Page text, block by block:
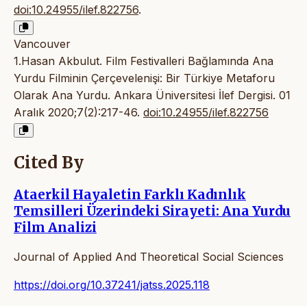
doi:10.24955/ilef.822756.
Vancouver
1.Hasan Akbulut. Film Festivalleri Bağlamında Ana
Yurdu Filminin Çerçevelenişi: Bir Türkiye Metaforu
Olarak Ana Yurdu. Ankara Üniversitesi İlef Dergisi. 01
Aralık 2020;7(2):217-46. doi:10.24955/ilef.822756
Cited By
Ataerkil Hayaletin Farklı Kadınlık
Temsilleri Üzerindeki Sirayeti: Ana Yurdu
Film Analizi
Journal of Applied And Theoretical Social Sciences
https://doi.org/10.37241/jatss.2025.118